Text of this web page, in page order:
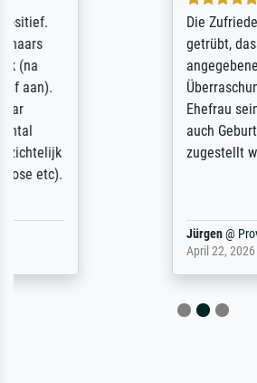
Die Zufriedenheit ist auch
getrübt, dass das Bild
angegebenen Lieferanschrift
Überraschung für die
Ehefrau sein zum Hochzeits-
auch Geburtstag sein) doch
ProvenExpert